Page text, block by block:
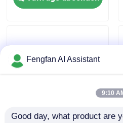
Nachrichten
Chemikalien zur Verzinkung
Fengfan AI Assistant
9:10
Good day, what product are